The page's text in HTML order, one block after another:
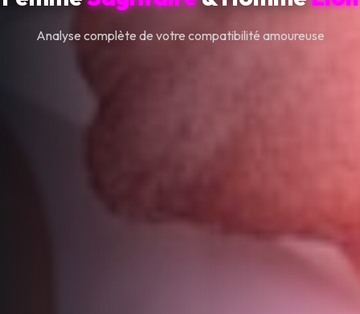
Analyse complète de votre compatibilité amoureuse